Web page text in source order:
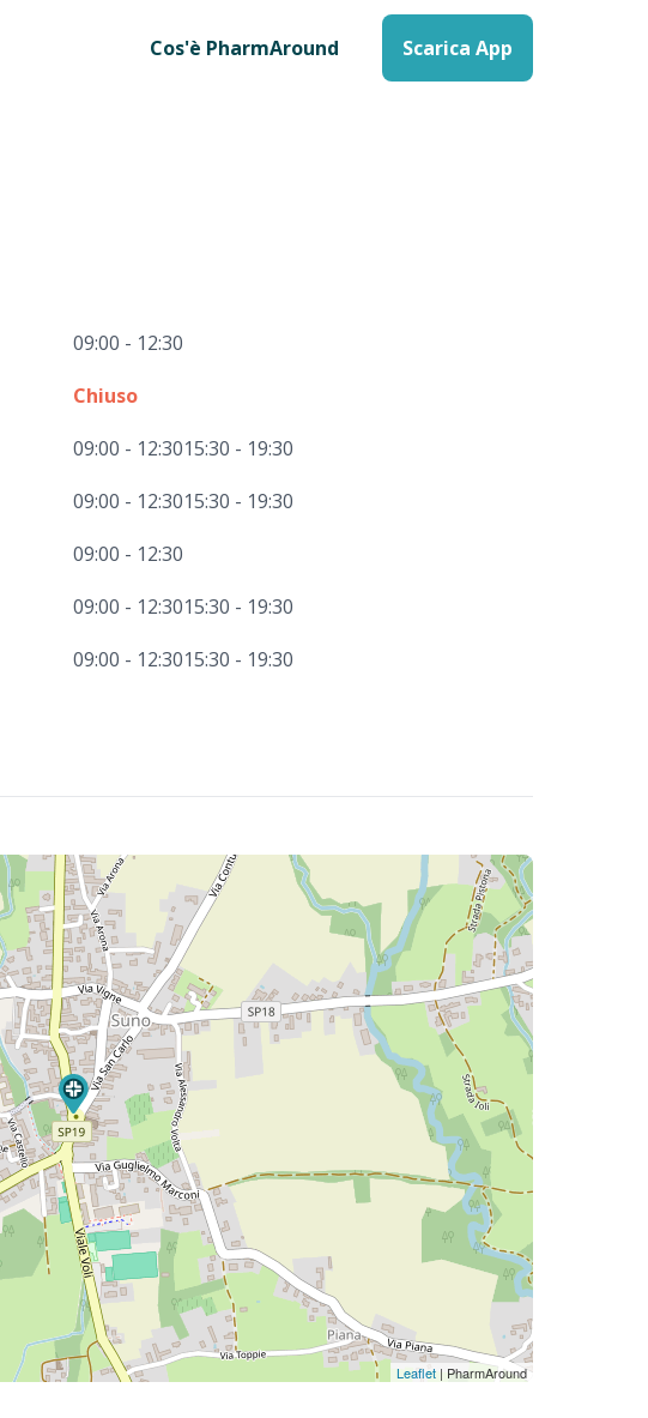
Cos'è PharmAround Scarica App
09:00 - 12:30
Chiuso
09:00 - 12:3015:30 - 19:30
09:00 - 12:3015:30 - 19:30
09:00 - 12:30
09:00 - 12:3015:30 - 19:30
09:00 - 12:3015:30 - 19:30
Leaflet | PharmAround